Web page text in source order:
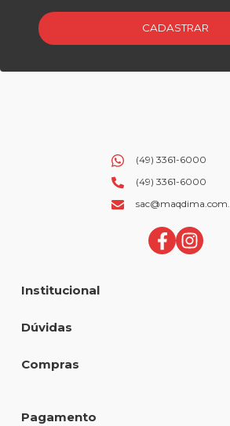
CADASTRAR
Institucional
Dúvidas
Compras
(49) 3361-6000
(49) 3361-6000
Pagamento